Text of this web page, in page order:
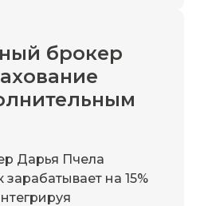
брокер
Дарья Пчела
зарабатывает на 15%